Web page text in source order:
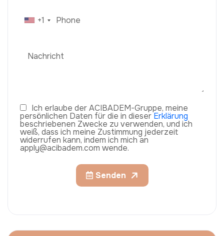
+1
Ich erlaube der ACIBADEM-Gruppe, meine
persönlichen Daten für die in dieserErklärung
beschriebenen Zwecke zu verwenden, und ich
weiß, dass ich meine Zustimmung jederzeit
widerrufen kann, indem ich mich an
apply@acibadem.com wende.
Senden